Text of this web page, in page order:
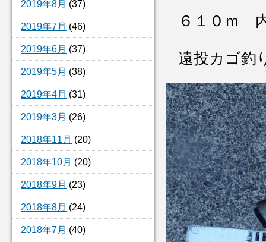
2019年8月 (37)
2019年7月 (46)
2019年6月 (37)
2019年5月 (38)
2019年4月 (31)
2019年3月 (26)
2018年11月 (20)
2018年10月 (20)
2018年9月 (23)
2018年8月 (24)
2018年7月 (40)
６１０ｍ
遠投カゴ釣